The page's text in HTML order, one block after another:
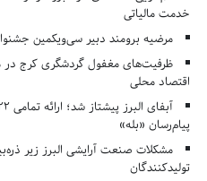
خدمت مالیاتی
مرضیه برومند دبیر سی‌ویکمین
ظرفیت‌های مغفول گردشگری کرج در
اقتصاد محلی
پیام‌رسان «بله»
مشکلات صنعت آرایشی البرز زیر
تولیدکنندگان